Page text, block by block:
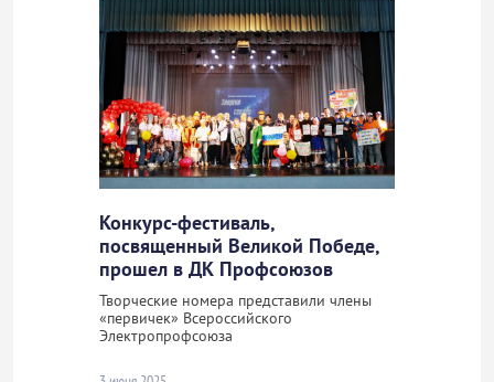
Конкурс-фестиваль,
посвященный Великой Победе,
прошел в ДК Профсоюзов
Творческие номера представили члены
«первичек» Всероссийского
Электропрофсоюза